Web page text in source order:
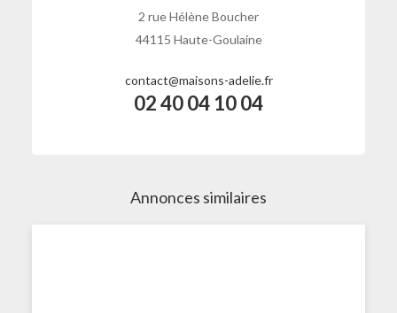
2 rue Hélène Boucher
44115 Haute-Goulaine
contact@maisons-adelie.fr
02 40 04 10 04
Annonces similaires